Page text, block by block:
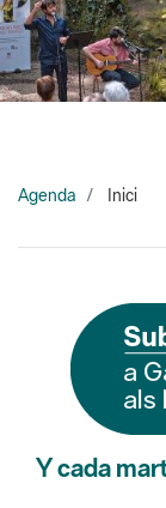
Agenda Inici
Y cada